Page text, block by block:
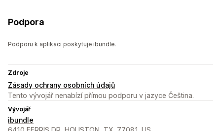
Podpora
Podporu k aplikaci poskytuje ibundle.
Zdroje
Zásady ochrany osobních údajů
Tento vývojář nenabízí přímou podporu v jazyce Čeština.
Vývojář
ibundle